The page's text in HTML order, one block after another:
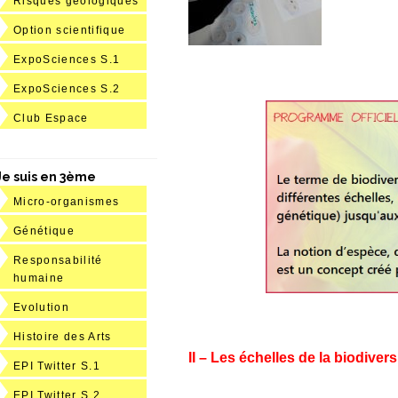
II – Les échelles de la
Option scientifique
ExpoSciences S.1
ExpoSciences S.2
Club Espace
suis en 3ème
Micro-organismes
Génétique
Responsabilité
humaine
Evolution
Histoire des Arts
EPI Twitter S.1
EPI Twitter S.2